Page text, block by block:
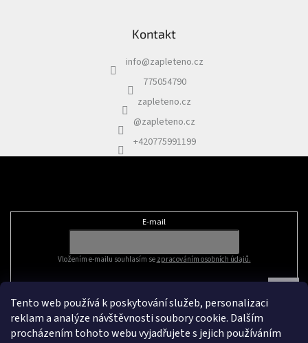
Tento web používá k poskytování služeb, personalizaci
reklam a analýze návštěvnosti soubory cookie. Dalším
procházením tohoto webu vyjadřujete s jejich používáním
Kontakt
info@zapleteno.cz
775054790
zapleteno.cz
@zapleteno.cz
+420775991199
E-mail
Vložením e-mailu souhlasím se zpracováním osobních údajů.